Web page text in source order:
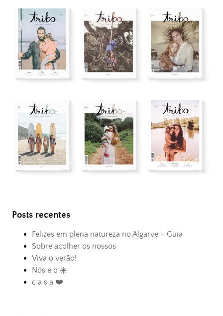
Posts recentes
Felizes em plena natureza no Algarve – Guia
Sobre acolher os nossos
Viva o verão!
Nós e o ☀️
c a s a ❤️